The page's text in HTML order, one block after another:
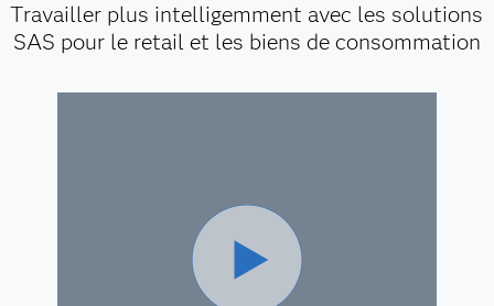
Travailler plus intelligemment avec les solutions
SAS pour le retail et les biens de consommation